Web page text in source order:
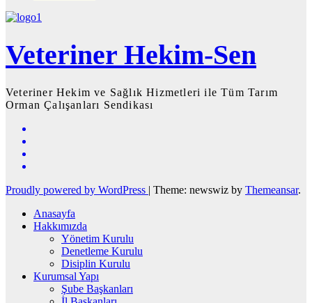
Veteriner Hekim-Sen
Veteriner Hekim ve Sağlık Hizmetleri ile Tüm Tarım
Orman Çalışanları Sendikası
Proudly powered by WordPress | Theme: newswiz by Themeansar.
Anasayfa
Hakkımızda
Yönetim Kurulu
Denetleme Kurulu
Disiplin Kurulu
Kurumsal Yapı
Şube Başkanları